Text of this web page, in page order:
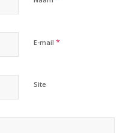
E-mail *
Site